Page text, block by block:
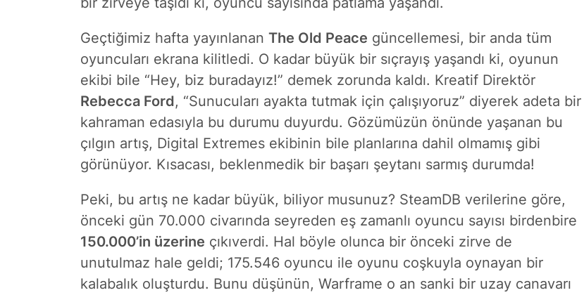
Geçtiğimiz hafta yayınlanan The Old Peace güncellemesi, bir anda tüm
oyuncuları ekrana kilitledi. O kadar büyük bir sıçrayış yaşandı ki, oyunun
ekibi bile “Hey, biz buradayız!” demek zorunda kaldı. Kreatif Direktör
Rebecca Ford, “Sunucuları ayakta tutmak için çalışıyoruz” diyerek adeta bir
kahraman edasıyla bu durumu duyurdu. Gözümüzün önünde yaşanan bu
çılgın artış, Digital Extremes ekibinin bile planlarına dahil olmamış gibi
görünüyor. Kısacası, beklenmedik bir başarı şeytanı sarmış durumda!
Peki, bu artış ne kadar büyük, biliyor musunuz? SteamDB verilerine göre,
önceki gün 70.000 civarında seyreden eş zamanlı oyuncu sayısı birdenbire
150.000’in üzerine çıkıverdi. Hal böyle olunca bir önceki zirve de
unutulmaz hale geldi; 175.546 oyuncu ile oyunu coşkuyla oynayan bir
kalabalık oluşturdu. Bunu düşünün, Warframe o an sanki bir uzay canavarı